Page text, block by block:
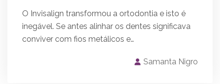
O Invisalign transformou a ortodontia e isto é
inegável. Se antes alinhar os dentes significava
conviver com fios metálicos e…
Samanta Nigro